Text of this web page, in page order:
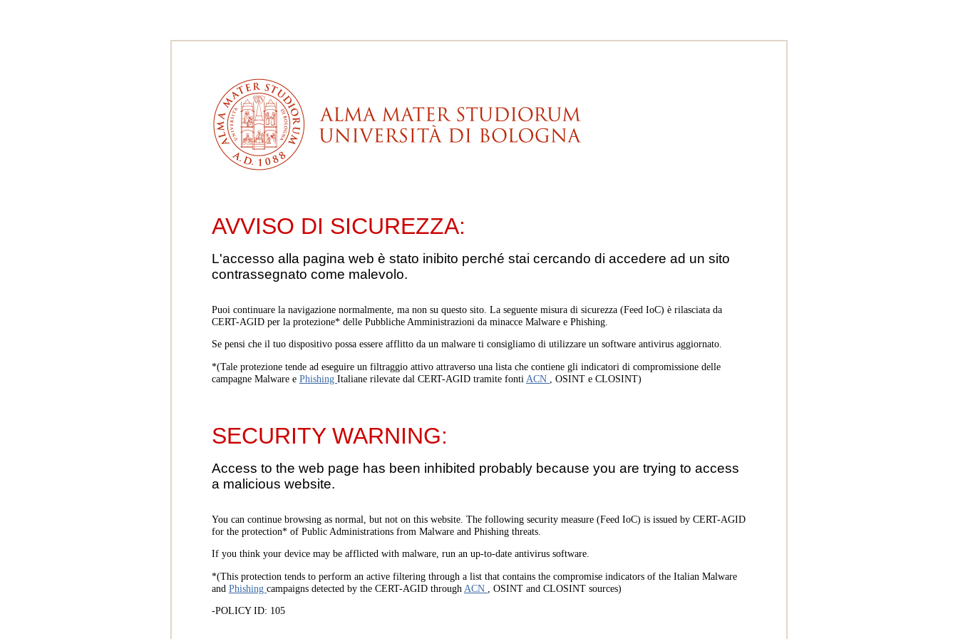
AVVISO DI SICUREZZA:
L'accesso alla pagina web è stato inibito perché stai cercando di accedere ad un sito
contrassegnato come malevolo.
Puoi continuare la navigazione normalmente, ma non su questo sito. La seguente misura di sicurezza (Feed IoC) è rilasciata da
CERT-AGID per la protezione* delle Pubbliche Amministrazioni da minacce Malware e Phishing.
Se pensi che il tuo dispositivo possa essere afflitto da un malware ti consigliamo di utilizzare un software antivirus aggiornato.
*(Tale protezione tende ad eseguire un filtraggio attivo attraverso una lista che contiene gli indicatori di compromissione delle
campagne Malware e Phishing Italiane rilevate dal CERT-AGID tramite fonti ACN , OSINT e CLOSINT)
SECURITY WARNING:
Access to the web page has been inhibited probably because you are trying to access
a malicious website.
You can continue browsing as normal, but not on this website. The following security measure (Feed IoC) is issued by CERT-AGID
for the protection* of Public Administrations from Malware and Phishing threats.
If you think your device may be afflicted with malware, run an up-to-date antivirus software.
*(This protection tends to perform an active filtering through a list that contains the compromise indicators of the Italian Malware
and Phishing campaigns detected by the CERT-AGID through ACN
, OSINT and CLOSINT sources)
-POLICY ID: 105